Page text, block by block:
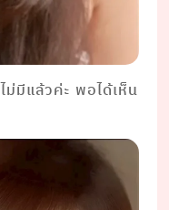
ม่มีแล้วค่ะ พอได้เห็น